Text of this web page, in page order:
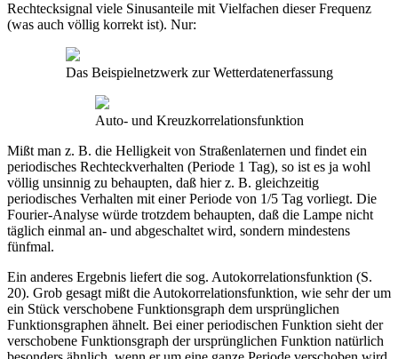
Rechtecksignal viele Sinusanteile mit Vielfachen dieser Frequenz
(was auch völlig korrekt ist). Nur:
Das Beispielnetzwerk zur Wetterdatenerfassung
Auto- und Kreuzkorrelationsfunktion
Mißt man z. B. die Helligkeit von Straßenlaternen und findet ein
periodisches Rechteckverhalten (Periode 1 Tag), so ist es ja wohl
völlig unsinnig zu behaupten, daß hier z. B. gleichzeitig
periodisches Verhalten mit einer Periode von 1/5 Tag vorliegt. Die
Fourier-Analyse würde trotzdem behaupten, daß die Lampe nicht
täglich einmal an- und abgeschaltet wird, sondern mindestens
fünfmal.
Ein anderes Ergebnis liefert die sog. Autokorrelationsfunktion (S.
20). Grob gesagt mißt die Autokorrelationsfunktion, wie sehr der um
ein Stück verschobene Funktionsgraph dem ursprünglichen
Funktionsgraphen ähnelt. Bei einer periodischen Funktion sieht der
verschobene Funktionsgraph der ursprünglichen Funktion natürlich